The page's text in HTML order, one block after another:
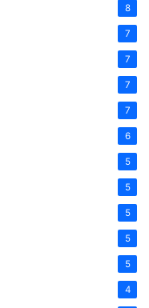
8
7
7
7
7
6
5
5
5
5
5
4